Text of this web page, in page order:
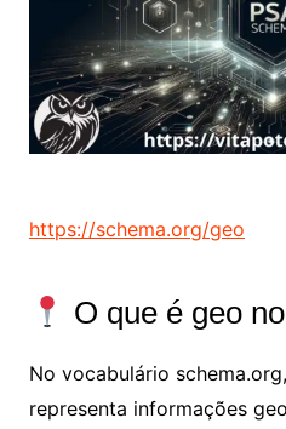
https://schema.org/geo
O que é geo
No vocabulário
representa informações